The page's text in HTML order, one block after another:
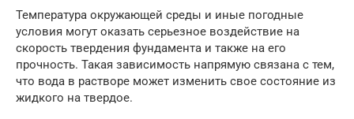
Температура окружающей среды и иные погодные
условия могут оказать серьезное воздействие на
скорость твердения фундамента и также на его
прочность. Такая зависимость напрямую связана с тем,
что вода в растворе может изменить свое состояние из
жидкого на твердое.